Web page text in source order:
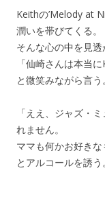
Keithの’Melody at
潤いを帯びてくる。
そんな心の中を見
「仙崎さんは本当
と微笑みながら言う。
「ええ、ジャズ・
れません。
ママも何かお好きな
とアルコールを誘う。